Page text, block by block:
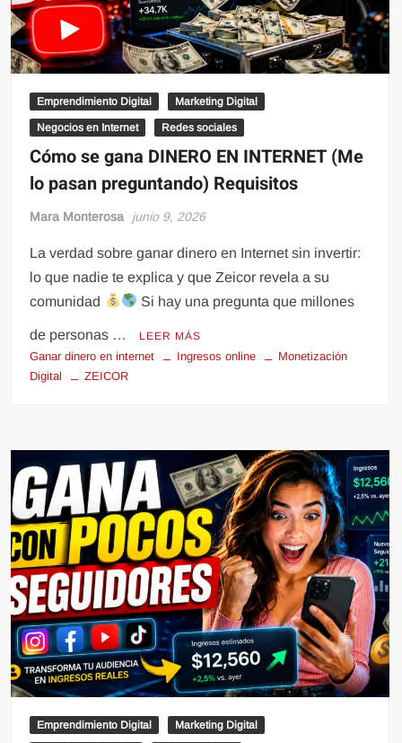
Emprendimiento Digital Marketing Digital
Negocios en Internet Redes sociales
Cómo se gana DINERO EN INTERNET (Me
lo pasan preguntando) Requisitos
Mara Monterosa junio 9, 2026
La verdad sobre ganar dinero en Internet sin invertir:
lo que nadie te explica y que Zeicor revela a su
comunidad
Si hay una pregunta que millones
de personas … LEER MÁS
Ganar dinero en internet Ingresos online
Monetización
Digital
ZEICOR
Emprendimiento Digital Marketing Digital